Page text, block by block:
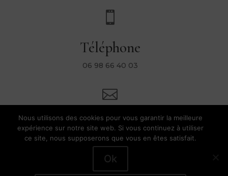

Téléphone
06 98 66 40 03

Mail
contact@heleneripoll.com
Hélène Ripoll |Conditions Générales de Vente|Mentions
Nous utilisons des cookies pour vous garantir la meilleure
expérience sur notre site web. Si vous continuez à utiliser
ce site, nous supposerons que vous en êtes satisfait.
Ok